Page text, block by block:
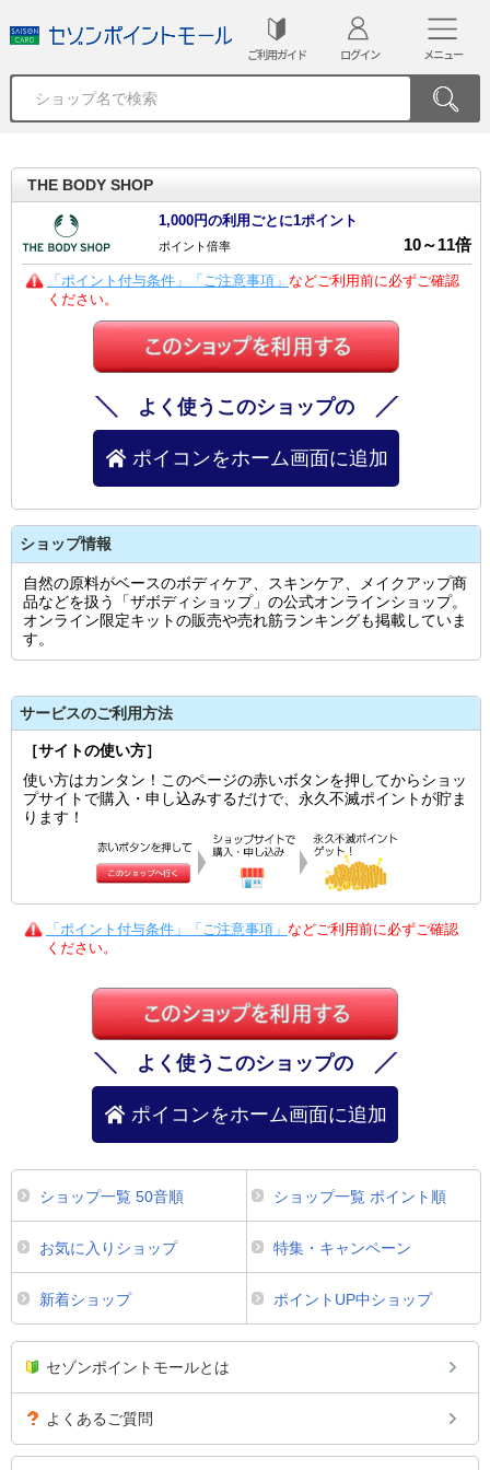
ご利用ガイド ログイン メニュー
THE BODY SHOP
1,000円の利用ごとに1ポイント
ポイント倍率 10～11倍
「ポイント付与条件」「ご注意事項」 などご利用前に必ずご確認
ください。
よく使うこのショップの
ポイコンをホーム画面に追加
ショップ情報
自然の原料がベースのボディケア、スキンケア、メイクアップ商
品などを扱う「ザボディショップ」の公式オンラインショップ。
オンライン限定キットの販売や売れ筋ランキングも掲載していま
す。
サービスのご利用方法
［サイトの使い方］
使い方はカンタン！このページの赤いボタンを押してからショッ
プサイトで購入・申し込みするだけで、永久不滅ポイントが貯ま
ります！
「ポイント付与条件」「ご注意事項」 などご利用前に必ずご確認
ください。
よく使うこのショップの
ポイコンをホーム画面に追加
ショップ一覧 50音順 ショップ一覧 ポイント順
お気に入りショップ 特集・キャンペーン
新着ショップ ポイントUP中ショップ
セゾンポイントモールとは
よくあるご質問